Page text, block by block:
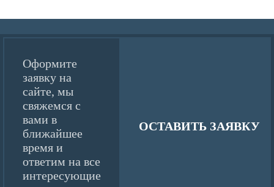
Оформите
заявку на
сайте, мы
свяжемся с
вами в
ближайшее
время и
ответим на все
интересующие
ОСТАВИТЬ ЗАЯВКУ